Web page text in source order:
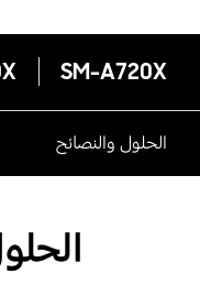
SM-A720X
الحلول والنصائح